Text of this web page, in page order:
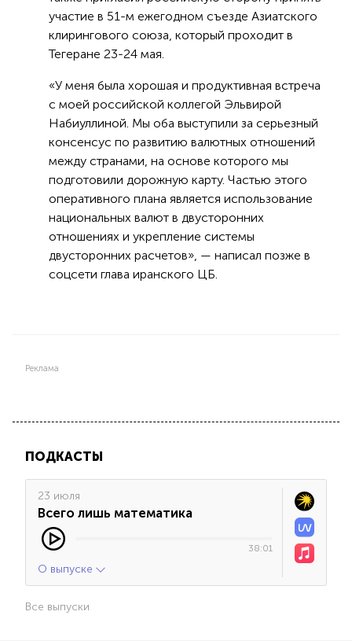
участие в 51-м ежегодном съезде Азиатского
клирингового союза, который проходит в
Тегеране 23-24 мая.
«У меня была хорошая и продуктивная встреча
с моей российской коллегой Эльвирой
Набиуллиной. Мы оба выступили за серьезный
консенсус по развитию валютных отношений
между странами, на основе которого мы
подготовили дорожную карту. Частью этого
оперативного плана является использование
национальных валют в двусторонних
отношениях и укрепление системы
двусторонних расчетов», — написал позже в
соцсети глава иранского ЦБ.
Реклама
ПОДКАСТЫ
23 июля
Всего лишь математика
38:01
О выпуске
Все выпуски